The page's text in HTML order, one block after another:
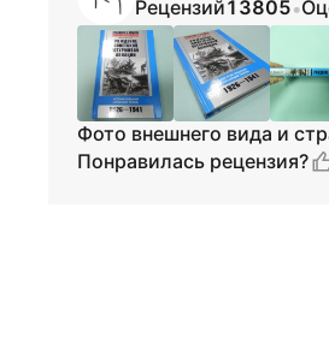
Рецензий13805•
Фото внешнего вида и
Понравилась рецензия?